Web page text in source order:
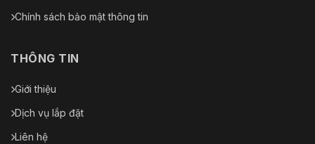
Chính sách bảo mật thông tin
THÔNG TIN
Giới thiệu
Dịch vụ lắp đặt
Liên hệ